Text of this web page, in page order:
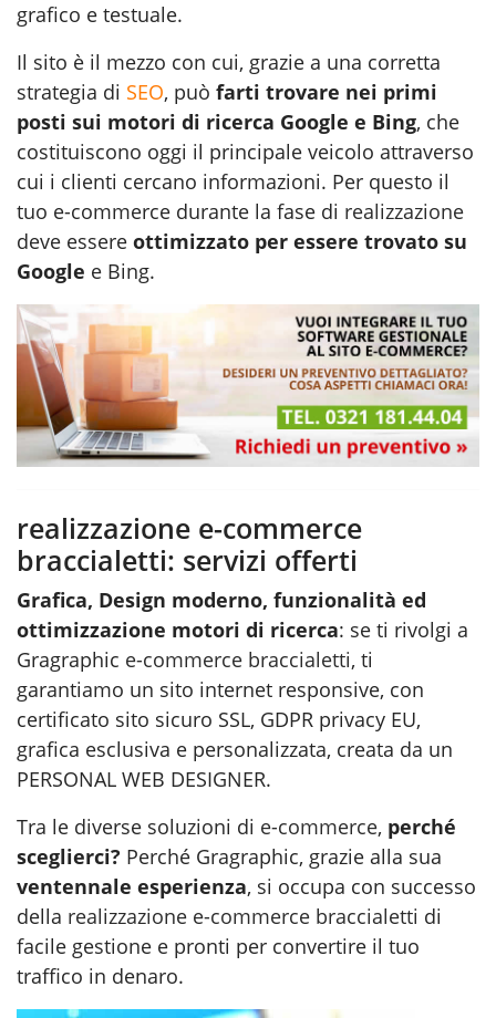
grafico e testuale.
Il sito è il mezzo con cui, grazie a una corretta
strategia di SEO, può farti trovare nei primi
posti sui motori di ricerca Google e Bing, che
costituiscono oggi il principale veicolo attraverso
cui i clienti cercano informazioni. Per questo il
tuo e-commerce durante la fase di realizzazione
deve essere ottimizzato per essere trovato su
Google e Bing.
realizzazione e-commerce
braccialetti: servizi offerti
Grafica, Design moderno, funzionalità ed
ottimizzazione motori di ricerca: se ti rivolgi a
Gragraphic e-commerce braccialetti, ti
garantiamo un sito internet responsive, con
certificato sito sicuro SSL, GDPR privacy EU,
grafica esclusiva e personalizzata, creata da un
PERSONAL WEB DESIGNER.
Tra le diverse soluzioni di e-commerce, perché
sceglierci? Perché Gragraphic, grazie alla sua
ventennale esperienza, si occupa con successo
della realizzazione e-commerce braccialetti di
facile gestione e pronti per convertire il tuo
traffico in denaro.